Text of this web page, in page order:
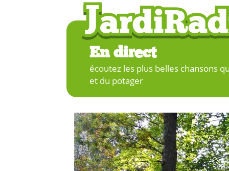
En direct
écoutez les plus belles chansons
et du potager
Previous